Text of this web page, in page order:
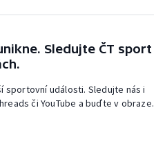
Sledujte ČT sport
sportovní události. Sledujte nás i
či YouTube a buďte v obraze.